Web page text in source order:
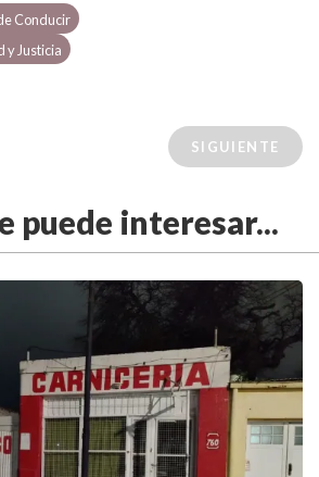
Conducir
y Justicia
SIGUIENTE
puede interesar...